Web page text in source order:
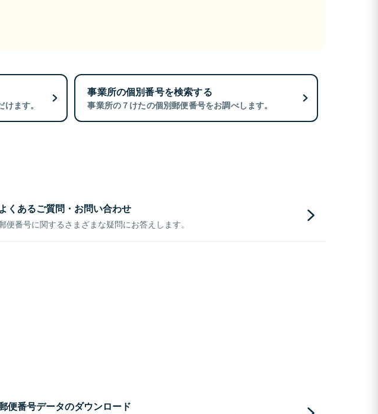
ます。
事業所の個別番号を検索する
事業所の７けたの個別郵便番号をお調べします。
よくあるご質問・お問い合わせ
便番号に関するさまざまな疑問にお答えします。
便番号データのダウンロード